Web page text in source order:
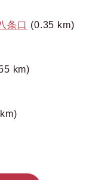
条口 (0.35 km)
km)